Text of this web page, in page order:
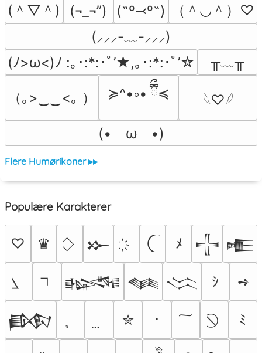
(＾▽＾)
(¬_¬”) (˶º⤙º˶)
（＾◡＾）♡
(⸝⸝⸝-﹏-⸝⸝⸝)
(ﾉ>ω<)ﾉ :｡･:*:･ﾟ’★,｡･:*:･ﾟ’☆
╥﹏╥
（｡>‿‿<｡ ） ≽^•༚• ྀིྀ≼
𓆩♡𓆪
(•　ω　•)
Flere Humørikoner ▸▸
Populære Karakterer
♡ ♛ 𒁍 ﾒ 𒋲 𒍫
𒈙 𒈝 𒈱 ｼ ➺
𒁃 ✮ ･ ﾐ